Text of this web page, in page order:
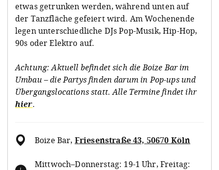
etwas getrunken werden, während unten auf
der Tanzfläche gefeiert wird. Am Wochenende
legen unterschiedliche DJs Pop-Musik, Hip-Hop,
90s oder Elektro auf.
Achtung: Aktuell befindet sich die Boize Bar im
Umbau – die Partys finden darum in Pop-ups und
Übergangslocations statt. Alle Termine findet ihr
hier.
Boize Bar, Friesenstraße 43, 50670 Köln
Mittwoch–Donnerstag: 19-1 Uhr, Freitag: